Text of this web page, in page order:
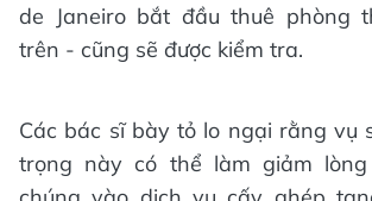
de Janeiro bắt đầu thuê phòng
trên - cũng sẽ được kiểm tra.
Các bác sĩ bày tỏ lo ngại rằng vụ
trọng này có thể làm giảm